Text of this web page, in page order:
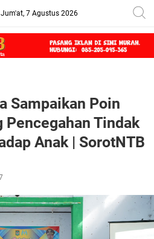
Jum'at, 7 Agustus 2026
Sampaikan Poin
Pencegahan Tindak
Anak | SorotNTB